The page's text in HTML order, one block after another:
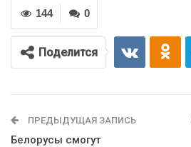
0
144
Поделится
ПРЕДЫДУЩАЯ ЗАПИСЬ
Белорусы смогут